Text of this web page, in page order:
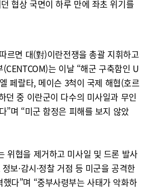
협상 국면이 하루 만에 좌초 위기를
르면 대(對)이란전쟁을 총괄 지휘하고
는 이날 “해군 구축함인 U
페랄타, 메이슨 3척이 국제 해협(호르
던 중 이란군이 다수의 미사일과 무인
”며 “미군 함정은 피해를 보지 않았
위협을 제거하고 미사일 및 드론 발사
보·감시·정찰 거점 등 미군을 공격한
다”며 “중부사령부는 사태가 악화하